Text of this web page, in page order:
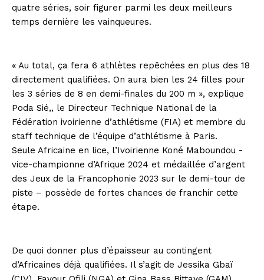
quatre séries, soir figurer parmi les deux meilleurs
temps dernière les vainqueures.
« Au total, ça fera 6 athlètes repêchées en plus des 18
directement qualifiées. On aura bien les 24 filles pour
les 3 séries de 8 en demi-finales du 200 m », explique
Poda Sié,, le Directeur Technique National de la
Fédération ivoirienne d’athlétisme (FIA) et membre du
staff technique de l’équipe d’athlétisme à Paris.
Seule Africaine en lice, l’Ivoirienne Koné Maboundou -
vice-championne d’Afrique 2024 et médaillée d’argent
des Jeux de la Francophonie 2023 sur le demi-tour de
piste – possède de fortes chances de franchir cette
étape.
De quoi donner plus d’épaisseur au contingent
d’Africaines déjà qualifiées. Il s’agit de Jessika Gbaï